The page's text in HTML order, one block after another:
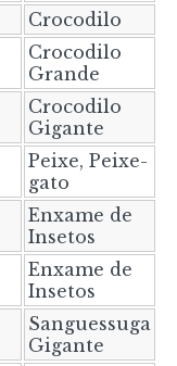
Crocodilo
Crocodilo
Grande
Crocodilo
Gigante
Peixe, Peixe-
gato
Enxame de
Insetos
Enxame de
Insetos
Sanguessuga
Gigante